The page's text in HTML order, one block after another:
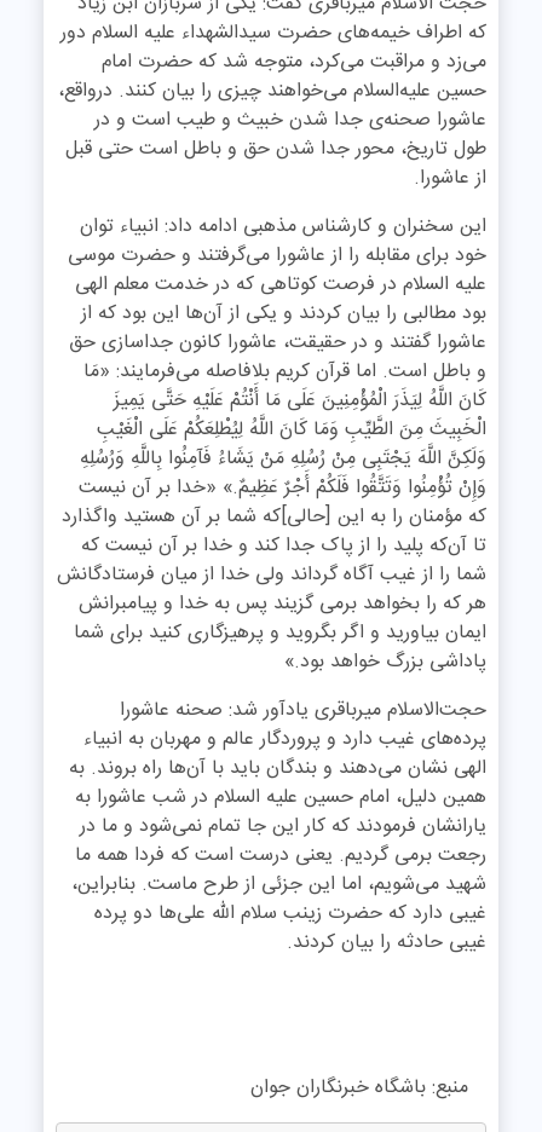
که اطراف خیمه‌های حضرت سیدالشهداء علیه السلام دور
می‌زد و مراقبت می‌کرد، متوجه شد که حضرت امام
حسین علیه‌السلام می‌خواهند چیزی را بیان کنند. درواقع،
عاشورا صحنه‌ی جدا شدن خبیث و طیب است و در
طول تاریخ، محور جدا شدن حق و باطل است حتی قبل
از عاشورا.
این سخنران و کارشناس مذهبی ادامه داد: انبیاء توان
خود برای مقابله را از عاشورا می‌گرفتند و حضرت موسی
علیه السلام در فرصت کوتاهی که در خدمت معلم الهی
بود مطالبی را بیان کردند و یکی از آن‌ها این بود که از
عاشورا گفتند و در حقیقت، عاشورا کانون جداسازی حق
و باطل است. اما قرآن کریم بلافاصله می‌فرمایند: «مَا
کَانَ اللَّهُ لِیَذَرَ الْمُؤْمِنِینَ عَلَى مَا أَنْتُمْ عَلَیْهِ حَتَّى یَمِیزَ
الْخَبِیثَ مِنَ الطَّیِّبِ وَمَا کَانَ اللَّهُ لِیُطْلِعَکُمْ عَلَى الْغَیْبِ
وَلَکِنَّ اللَّهَ یَجْتَبِی مِنْ رُسُلِهِ مَنْ یَشَاءُ فَآمِنُوا بِاللَّهِ وَرُسُلِهِ
وَإِنْ تُؤْمِنُوا وَتَتَّقُوا فَلَکُمْ أَجْرٌ عَظِیمٌ.» «خدا بر آن نیست
که مؤمنان را به این [حالى]که شما بر آن هستید واگذارد
تا آن‌که پلید را از پاک جدا کند و خدا بر آن نیست که
شما را از غیب آگاه گرداند ولى خدا از میان فرستادگانش
هر که را بخواهد برمى‏ گزیند پس به خدا و پیامبرانش
ایمان بیاورید و اگر بگروید و پرهیزگارى کنید براى شما
پاداشى بزرگ خواهد بود.»
حجت‌الاسلام میرباقری یادآور شد: صحنه عاشورا
پرده‌های غیب دارد و پروردگار عالم و مهربان به انبیاء
الهی نشان می‌دهند و بندگان باید با آن‌ها راه بروند. به
همین دلیل، امام حسین علیه السلام در شب عاشورا به
یارانشان فرمودند که کار این جا تمام نمی‌شود و ما در
رجعت برمی گردیم. یعنی درست است که فردا همه ما
شهید می‌شویم، اما این جزئی از طرح ماست. بنابراین،
غیبی دارد که حضرت زینب سلام الله علی‌ها دو پرده
غیبی حادثه را بیان کردند.
منبع: باشگاه خبرنگاران جوان